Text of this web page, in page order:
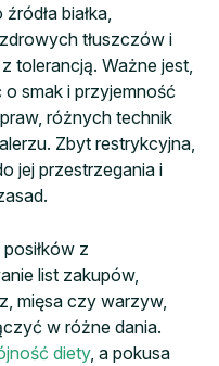
białka,
tłuszczów i
tolerancją. Ważne jest,
smak i przyjemność
różnych technik
Zbyt restrykcyjna,
jej przestrzegania i
z
list zakupów,
mięsa czy warzyw,
w różne dania.
diety, a pokusa